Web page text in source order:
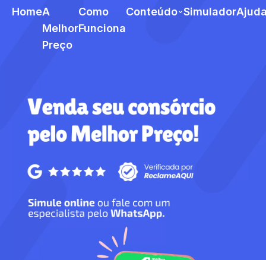
HomeA
Melhor
Preço
Como
Funciona
Conteúdo Simulador